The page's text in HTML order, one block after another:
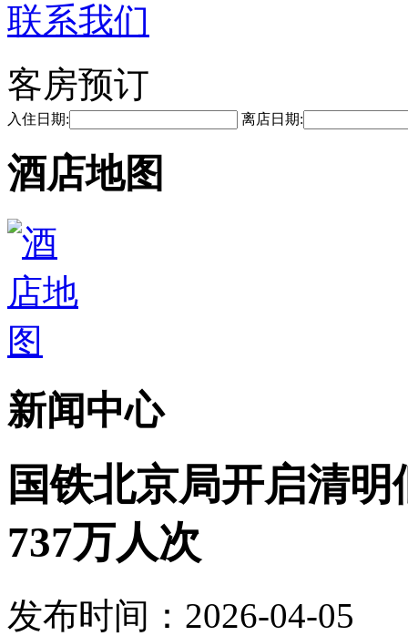
联系我们
客房预订
入住日期: 离店日期:
酒店地图
新闻中心
国铁北京局开启清
737万人次
发布时间：2026-04-05